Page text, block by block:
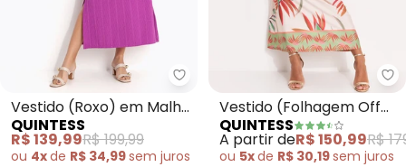
Quintess - Vestido (Roxo) em
Vestido (Roxo) em Malha
Texturizada
QUINTESS
R$ 139,99R$ 199,99
ou 4xde R$ 34,99sem juros
Vestido (Folhagem Off
White) em Malha Fria
QUINTESS
A partir deR$ 150,99R$
ou 5xde R$ 30,19sem juros